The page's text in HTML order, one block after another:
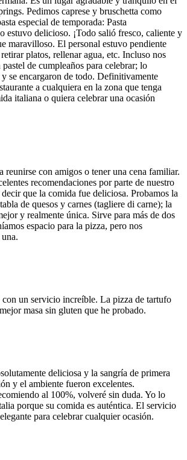
Pedimos caprese y bruschetta como
especial de temporada: Pasta
estuvo delicioso. ¡Todo salió fresco, caliente y
maravilloso. El personal estuvo pendiente
platos, rellenar agua, etc. Incluso nos
de cumpleaños para celebrar; lo
se encargaron de todo. Definitivamente
a cualquiera en la zona que tenga
italiana o quiera celebrar una ocasión
reunirse con amigos o tener una cena familiar.
recomendaciones por parte de nuestro
que la comida fue deliciosa. Probamos la
de quesos y carnes (tagliere di carne); la
y realmente única. Sirve para más de dos
espacio para la pizza, pero nos
con un servicio increíble. La pizza de tartufo
masa sin gluten que he probado.
deliciosa y la sangría de primera
y el ambiente fueron excelentes.
al 100%, volveré sin duda. Yo lo
porque su comida es auténtica. El servicio
para celebrar cualquier ocasión.